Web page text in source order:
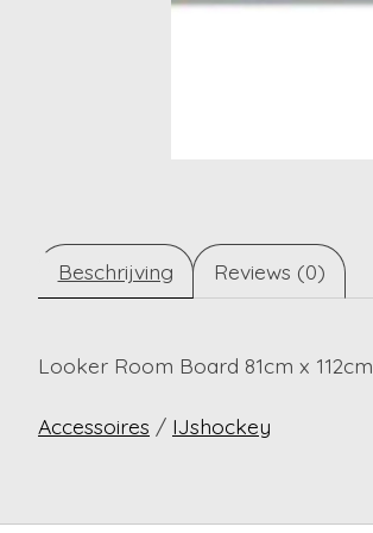
Beschrijving Reviews (0)
Looker Room Board 81cm x 112cm
Accessoires / IJshockey